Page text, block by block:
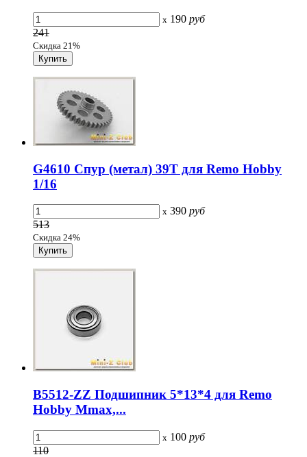
x 190 руб
241
Скидка 21%
G4610 Спур (метал) 39T для Remo Hobby
1/16
x 390 руб
513
Скидка 24%
B5512-ZZ Подшипник 5*13*4 для Remo
Hobby Mmax,...
x 100 руб
110